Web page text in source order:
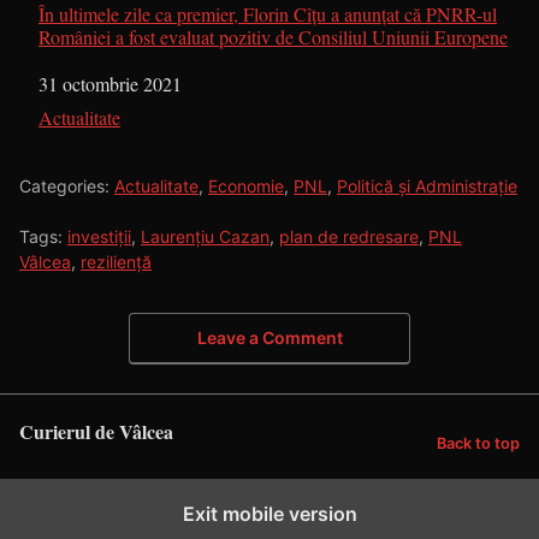
În ultimele zile ca premier, Florin Cîțu a anunțat că PNRR-ul
României a fost evaluat pozitiv de Consiliul Uniunii Europene
Dată
31 octombrie 2021
În legătură cu
Actualitate
Categories: Actualitate, Economie, PNL , Politică și Administrație
Tags: investiții, Laurențiu Cazan, plan de redresare, PNL
Vâlcea, reziliență
Leave a Comment
Curierul de Vâlcea Back to top
Exit mobile version